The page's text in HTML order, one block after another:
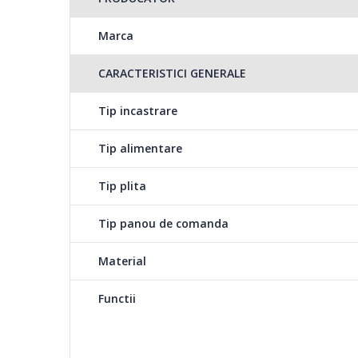
Gratare stabile din fonta
Gratarele din fonta oferta stabilitate si rezistenta pe
de utilizat.
Marca
CARACTERISTICI GENERALE
Tip incastrare
Tip alimentare
Tip plita
Tip panou de comanda
Material
Functii